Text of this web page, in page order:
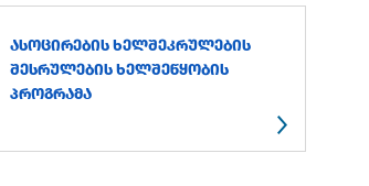
ᲐᲡᲝᲪᲘᲠᲔᲑᲘᲡ ᲮᲔᲚᲨᲔᲙᲠᲣᲚᲔᲑᲘᲡ
ᲨᲔᲡᲠᲣᲚᲔᲑᲘᲡ ᲮᲔᲚᲨᲔᲬᲧᲝᲑᲘᲡ
ᲞᲠᲝᲒᲠᲐᲛᲐ